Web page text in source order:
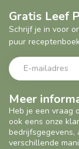
Meer
Heb je een vraag
ook eens onze
verschillende
Gratis Leef
Schrijf je in voor
puur